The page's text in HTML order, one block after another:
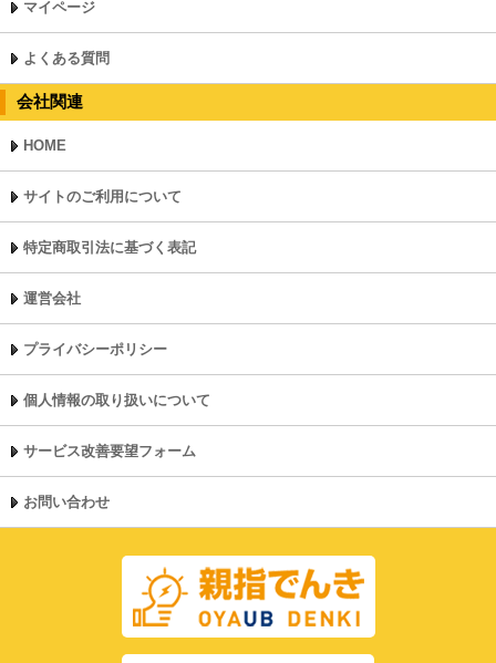
マイページ
よくある質問
会社関連
HOME
サイトのご利用について
特定商取引法に基づく表記
運営会社
プライバシーポリシー
個人情報の取り扱いについて
サービス改善要望フォーム
お問い合わせ